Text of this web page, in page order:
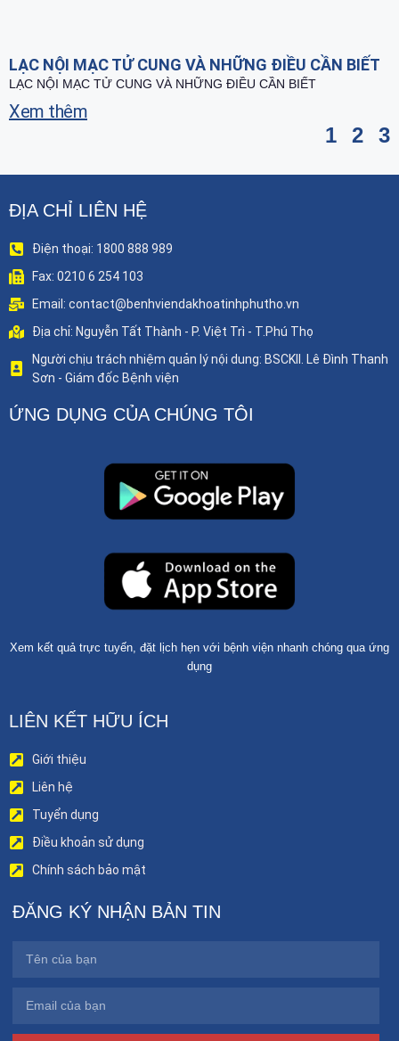
LẠC NỘI MẠC TỬ CUNG VÀ NHỮNG ĐIỀU CẦN BIẾT
LẠC NỘI MẠC TỬ CUNG VÀ NHỮNG ĐIỀU CẦN BIẾT
Xem thêm
1 2 3
ĐỊA CHỈ LIÊN HỆ
Điện thoại: 1800 888 989
Fax: 0210 6 254 103
Email: contact@benhviendakhoatinhphutho.vn
Địa chỉ: Nguyễn Tất Thành - P. Việt Trì - T.Phú Thọ
Người chịu trách nhiệm quản lý nội dung: BSCKII. Lê Đình Thanh
Sơn - Giám đốc Bệnh viện
ỨNG DỤNG CỦA CHÚNG TÔI
Xem kết quả trực tuyến, đặt lịch hẹn với bệnh viện nhanh chóng qua ứng
dụng
LIÊN KẾT HỮU ÍCH
Giới thiệu
Liên hệ
Tuyển dụng
Điều khoản sử dụng
Chính sách bảo mật
ĐĂNG KÝ NHẬN BẢN TIN